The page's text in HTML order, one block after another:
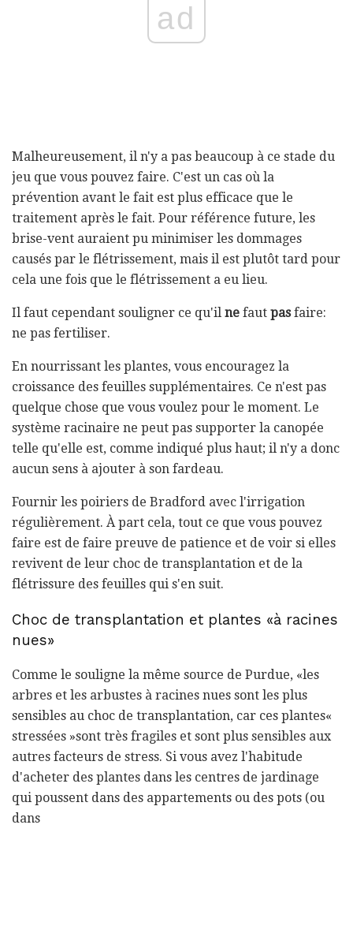
ad
Malheureusement, il n'y a pas beaucoup à ce stade du
jeu que vous pouvez faire. C'est un cas où la
prévention avant le fait est plus efficace que le
traitement après le fait. Pour référence future, les
brise-vent auraient pu minimiser les dommages
causés par le flétrissement, mais il est plutôt tard pour
cela une fois que le flétrissement a eu lieu.
Il faut cependant souligner ce qu'il ne faut pasfaire:
ne pas fertiliser.
En nourrissant les plantes, vous encouragez la
croissance des feuilles supplémentaires. Ce n'est pas
quelque chose que vous voulez pour le moment. Le
système racinaire ne peut pas supporter la canopée
telle qu'elle est, comme indiqué plus haut; il n'y a donc
aucun sens à ajouter à son fardeau.
Fournir les poiriers de Bradford avec l'irrigation
régulièrement. À part cela, tout ce que vous pouvez
faire est de faire preuve de patience et de voir si elles
revivent de leur choc de transplantation et de la
flétrissure des feuilles qui s'en suit.
Choc de transplantation et plantes «à racines
nues»
Comme le souligne la même source de Purdue, «les
arbres et les arbustes à racines nues sont les plus
sensibles au choc de transplantation, car ces plantes«
stressées »sont très fragiles et sont plus sensibles aux
autres facteurs de stress. Si vous avez l'habitude
d'acheter des plantes dans les centres de jardinage
qui poussent dans des appartements ou des pots (ou
dans